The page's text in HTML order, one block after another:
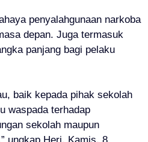
penyalahgunaan narkoba
depan. Juga termasuk
panjang bagi pelaku
baik kepada pihak sekolah
waspada terhadap
sekolah maupun